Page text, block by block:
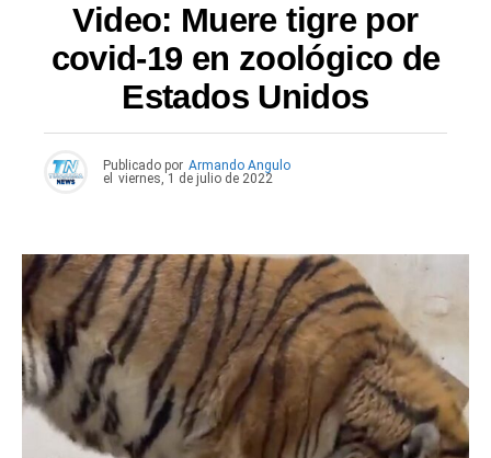
Video: Muere tigre por
covid-19 en zoológico de
Estados Unidos
Publicado por Armando Angulo
el viernes, 1 de julio de 2022